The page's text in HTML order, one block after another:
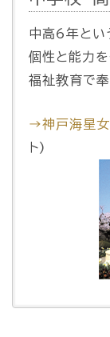
中高6年とい
個性と能力
福祉教育で奉
→神戸海星女
ト)